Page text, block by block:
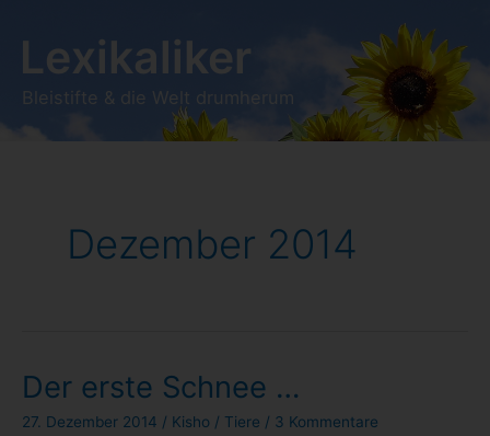
Inhalt
springen
Lexikaliker
Bleistifte & die Welt drumherum
Dezember 2014
Der erste Schnee …
27. Dezember 2014 / Kisho / Tiere / 3 Kommentare